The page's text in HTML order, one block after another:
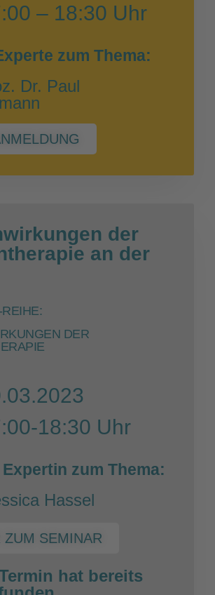
– 18:30 Uhr
zum Thema:
Dr. Paul
der
an der
DER
18:30 Uhr
zum Thema:
Hassel
ZUM SEMINAR
hat bereits